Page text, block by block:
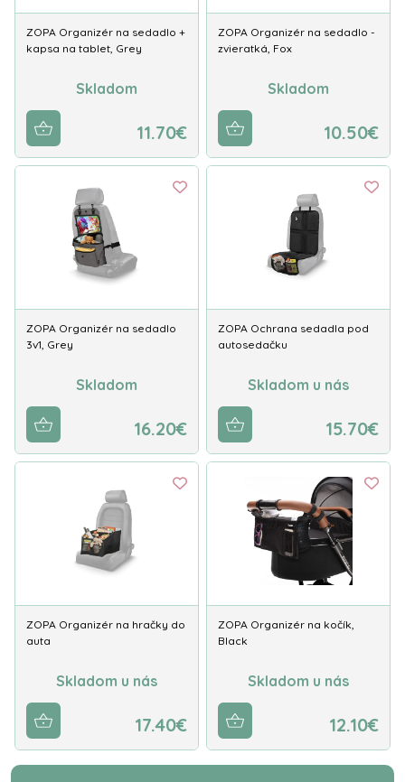
ZOPA Organizér na sedadlo +
kapsa na tablet, Grey
Skladom
11.70€
ZOPA Organizér na sedadlo -
zvieratká, Fox
Skladom
10.50€
ZOPA Organizér na sedadlo
3v1, Grey
Skladom
16.20€
ZOPA Ochrana sedadla pod
autosedačku
Skladom u nás
15.70€
ZOPA Organizér na hračky do
auta
Skladom u nás
17.40€
ZOPA Organizér na kočík,
Black
Skladom u nás
12.10€